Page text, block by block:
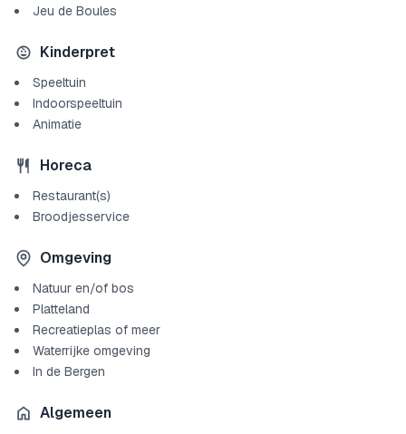
Jeu de Boules
Kinderpret
Speeltuin
Indoorspeeltuin
Animatie
Horeca
Restaurant(s)
Broodjesservice
Omgeving
Natuur en/of bos
Platteland
Recreatieplas of meer
Waterrijke omgeving
In de Bergen
Algemeen